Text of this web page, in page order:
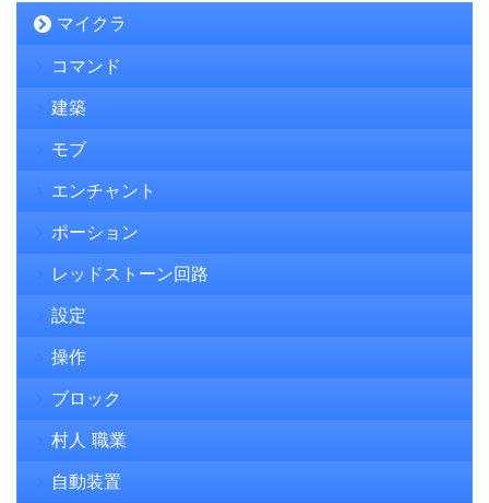
マイクラ
コマンド
建築
モブ
エンチャント
ポーション
レッドストーン回路
設定
操作
ブロック
村人 職業
自動装置